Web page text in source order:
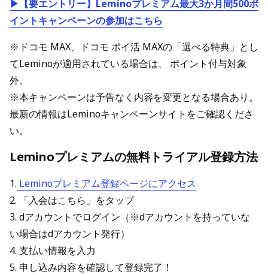
▶【要エントリー】Leminoプレミアム最大3か月間500ポ
イントキャンペーンの参加はこちら
※ドコモ MAX、ドコモ ポイ活 MAXの「選べる特典」とし
てLeminoが適用されている場合は、 ポイント付与対象
外。
※本キャンペーンは予告なく内容を変更となる場合あり。
最新の情報はLeminoキャンペーンサイトをご確認くださ
い。
Leminoプレミアムの無料トライアル登録方法
1. Leminoプレミアム登録ページにアクセス
2. 「入会はこちら」をタップ
3. dアカウントでログイン（※dアカウントを持っていな
い場合はdアカウント発行）
4. 支払い情報を入力
5. 申し込み内容を確認して登録完了！